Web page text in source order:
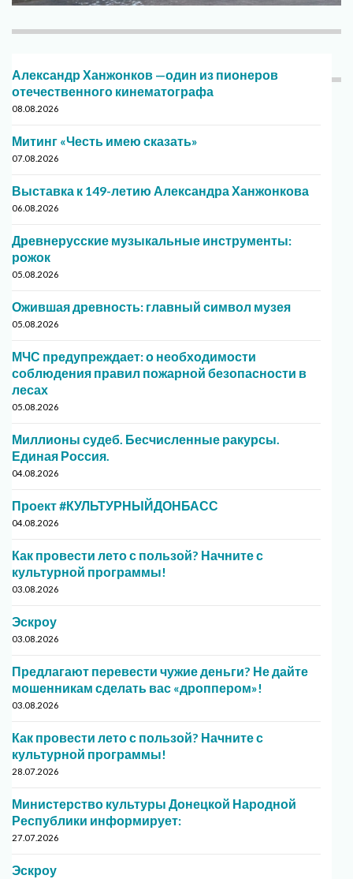
Александр Ханжонков —один из пионеров
отечественного кинематографа
08.08.2026
Митинг «Честь имею сказать»
07.08.2026
Выставка к 149-летию Александра Ханжонкова
06.08.2026
Древнерусские музыкальные инструменты:
рожок
05.08.2026
Ожившая древность: главный символ музея
05.08.2026
МЧС предупреждает: о необходимости
соблюдения правил пожарной безопасности в
лесах
05.08.2026
Миллионы судеб. Бесчисленные ракурсы.
Единая Россия.
04.08.2026
Проект #КУЛЬТУРНЫЙДОНБАСС
04.08.2026
Как провести лето с пользой? Начните с
культурной программы!
03.08.2026
Эскроу
03.08.2026
Предлагают перевести чужие деньги? Не дайте
мошенникам сделать вас «дроппером»!
03.08.2026
Как провести лето с пользой? Начните с
культурной программы!
28.07.2026
Министерство культуры Донецкой Народной
Республики информирует:
27.07.2026
Эскроу